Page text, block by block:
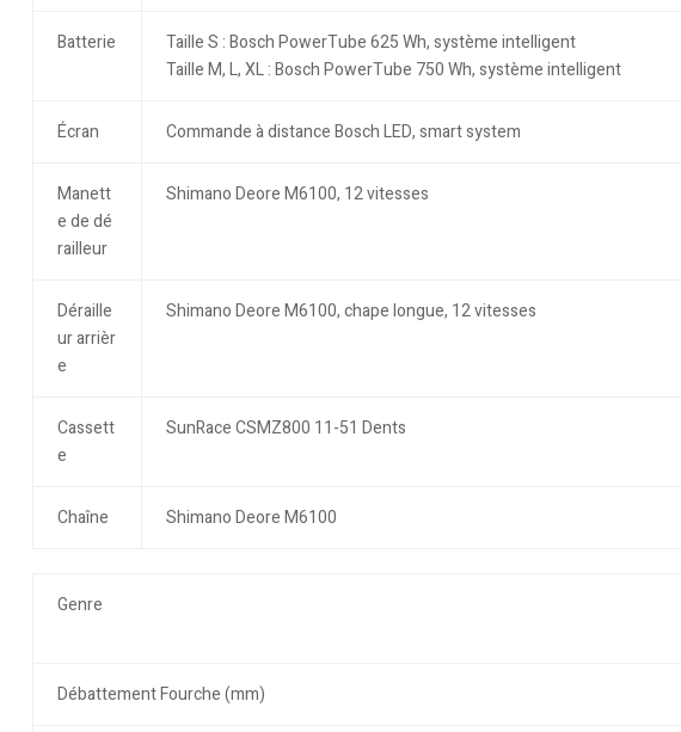
Batterie
Taille S : Bosch PowerTube 625 Wh, système intelligent
Taille M, L, XL : Bosch PowerTube 750 Wh, système intelligent
Écran Commande à distance Bosch LED, smart system
Manett
e de dé
railleur
Shimano Deore M6100, 12 vitesses
Déraille
ur arrièr
e
Shimano Deore M6100, chape longue, 12 vitesses
Cassett
e
SunRace CSMZ800 11-51 Dents
Chaîne Shimano Deore M6100
Genre
Débattement Fourche (mm)